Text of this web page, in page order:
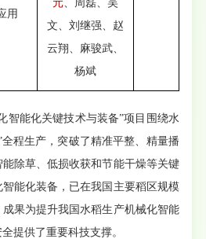
用
元、周磊、吴
文、刘继强、赵
云翔、麻骏武、
杨斌
智能化关键技术与装备”项目围绕水
程生产，突破了精准平整、精量播
除草、低损收获和节能干燥等关键
能化装备，已在我国主要稻区规模
果为提升我国水稻生产机械化智能
提供了重要科技支撑。